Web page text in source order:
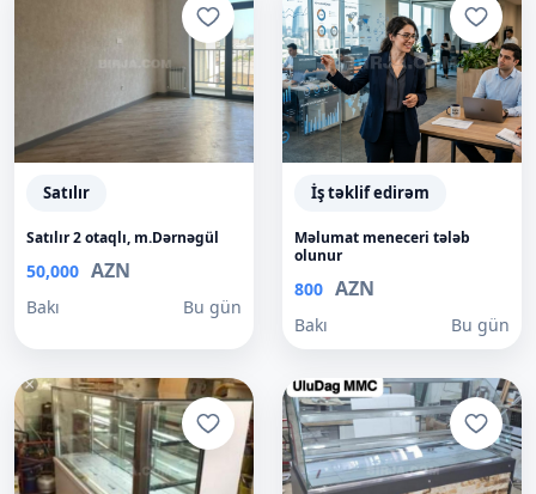
Satılır
Satılır 2 otaqlı, m.Dərnəgül
50,000 AZN
Bakı Bu gün
İş təklif edirəm
Məlumat meneceri tələb
olunur
800 AZN
Bakı Bu gün